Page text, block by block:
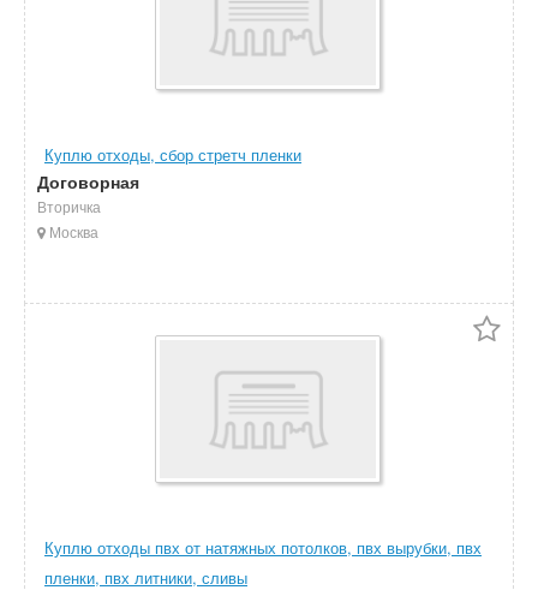
Куплю отходы, сбор стретч пленки
Договорная
Вторичка
Москва
Куплю отходы пвх от натяжных потолков, пвх вырубки, пвх
пленки, пвх литники, сливы